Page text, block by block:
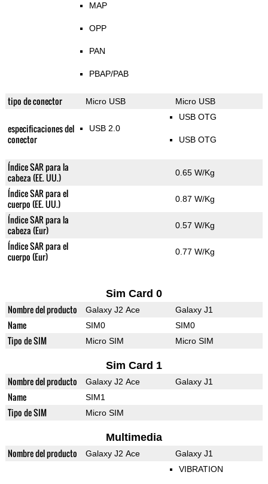
MAP
OPP
PAN
PBAP/PAB
tipo de conector Micro USB Micro USB
especificaciones del
conector
USB 2.0
USB OTG
USB OTG
Índice SAR para la
cabeza (EE. UU.)
0.65 W/Kg
Índice SAR para el
cuerpo (EE. UU.)
0.87 W/Kg
Índice SAR para la
cabeza (Eur)
0.57 W/Kg
Índice SAR para el
cuerpo (Eur)
0.77 W/Kg
Sim Card 0
Nombre del producto Galaxy J2 Ace Galaxy J1
Name SIM0 SIM0
Tipo de SIM Micro SIM Micro SIM
Sim Card 1
Nombre del producto Galaxy J2 Ace Galaxy J1
Name SIM1
Tipo de SIM Micro SIM
Multimedia
Nombre del producto Galaxy J2 Ace
Galaxy J1
VIBRATION